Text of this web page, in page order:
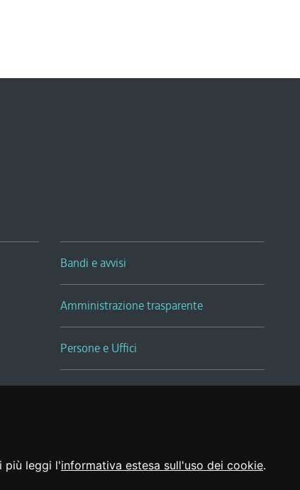
più leggi l'informativa estesa sull'uso dei cookie.
Bandi e avvisi
Amministrazione trasparente
Persone e Uffici
Sala Tiziano Tessitori
Realizzato da